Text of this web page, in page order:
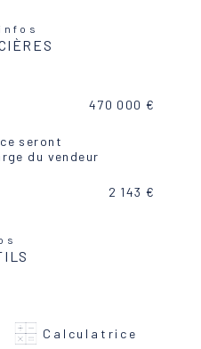
infos
470 000 €
seront
du vendeur
2 143 €
Calculatrice